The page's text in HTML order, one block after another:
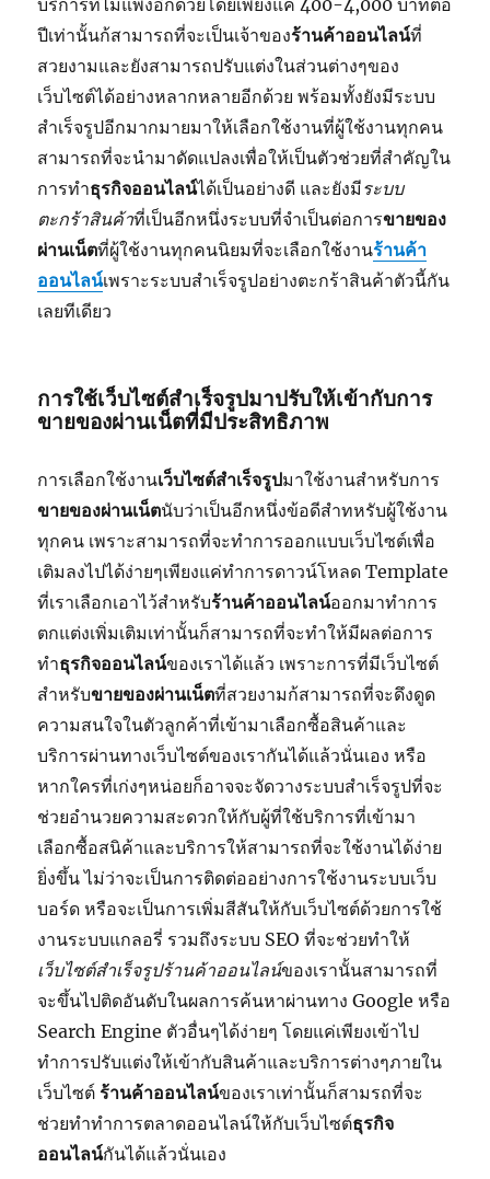
บริการที่ไม่แพงอีกด้วยโดยเพียงแค่ 400-4,000 บาทต่อ
ปีเท่านั้นก้สามารถที่จะเป็นเจ้าของร้านค้าออนไลน์ที่
สวยงามและยังสามารถปรับแต่งในส่วนต่างๆของ
เว็บไซต์ได้อย่างหลากหลายอีกด้วย พร้อมทั้งยังมีระบบ
สำเร็จรูปอีกมากมายมาให้เลือกใช้งานที่ผู้ใช้งานทุกคน
สามารถที่จะนำมาดัดแปลงเพื่อให้เป็นตัวช่วยที่สำคัญใน
การทำธุรกิจออนไลน์ได้เป็นอย่างดี และยังมีระบบ
ตะกร้าสินค้าที่เป็นอีกหนึ่งระบบที่จำเป็นต่อการขายของ
ผ่านเน็ตที่ผู้ใช้งานทุกคนนิยมที่จะเลือกใช้งานร้านค้า
ออนไลน์เพราะระบบสำเร็จรูปอย่างตะกร้าสินค้าตัวนี้กัน
เลยทีเดียว
การใช้เว็บไซต์สำเร็จรูปมาปรับให้เข้ากับการ
ขายของผ่านเน็ตที่มีประสิทธิภาพ
การเลือกใช้งานเว็บไซต์สำเร็จรูปมาใช้งานสำหรับการ
ขายของผ่านเน็ตนับว่าเป็นอีกหนึ่งข้อดีสำทหรับผู้ใช้งาน
ทุกคน เพราะสามารถที่จะทำการออกแบบเว็บไซต์เพื่อ
เติมลงไปได้ง่ายๆเพียงแค่ทำการดาวน์โหลด Template
ที่เราเลือกเอาไว้สำหรับร้านค้าออนไลน์ออกมาทำการ
ตกแต่งเพิ่มเติมเท่านั้นก็สามารถที่จะทำให้มีผลต่อการ
ทำธุรกิจออนไลน์ของเราได้แล้ว เพราะการที่มีเว็บไซต์
สำหรับขายของผ่านเน็ตที่สวยงามก้สามารถที่จะดึงดูด
ความสนใจในตัวลูกค้าที่เข้ามาเลือกซื้อสินค้าและ
บริการผ่านทางเว็บไซต์ของเรากันได้แล้วนั่นเอง หรือ
หากใครที่เก่งๆหน่อยก็อาจจะจัดวางระบบสำเร็จรูปที่จะ
ช่วยอำนวยความสะดวกให้กับผู้ที่ใช้บริการที่เข้ามา
เลือกซื้อสนิค้าและบริการให้สามารถที่จะใช้งานได้ง่าย
ยิ่งขึ้น ไม่ว่าจะเป็นการติดต่ออย่างการใช้งานระบบเว็บ
บอร์ด หรือจะเป็นการเพิ่มสีสันให้กับเว็บไซต์ด้วยการใช้
งานระบบแกลอรี่ รวมถึงระบบ SEO ที่จะช่วยทำให้
เว็บไซต์สำเร็จรูปร้านค้าออนไลน์ของเรานั้นสามารถที่
จะขึ้นไปติดอันดับในผลการค้นหาผ่านทาง Google หรือ
Search Engine ตัวอื่นๆได้ง่ายๆ โดยแค่เพียงเข้าไป
ทำการปรับแต่งให้เข้ากับสินค้าและบริการต่างๆภายใน
เว็บไซต์ ร้านค้าออนไลน์ของเราเท่านั้นก็สามรถที่จะ
ช่วยทำทำการตลาดออนไลน์ให้กับเว็บไซต์ธุรกิจ
ออนไลน์กันได้แล้วนั่นเอง